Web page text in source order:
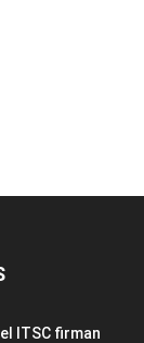
ITSC firman